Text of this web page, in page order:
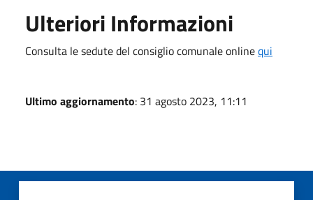
Ulteriori Informazioni
Consulta le sedute del consiglio comunale onlinequi
Ultimo aggiornamento: 31 agosto 2023, 11:11